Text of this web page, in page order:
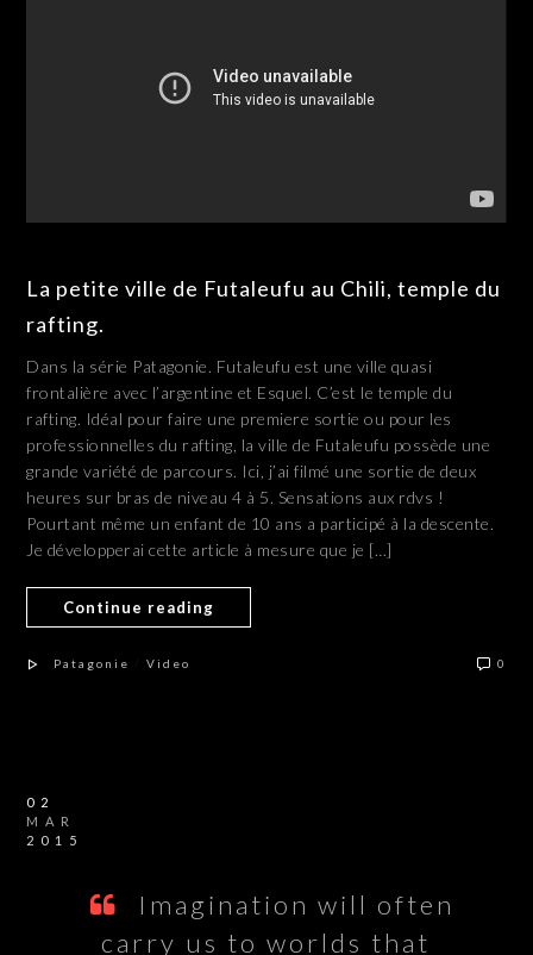
La petite ville de Futaleufu au Chili, temple du
rafting.
Dans la série Patagonie. Futaleufu est une ville quasi
frontalière avec l’argentine et Esquel. C’est le temple du
rafting. Idéal pour faire une premiere sortie ou pour les
professionnelles du rafting, la ville de Futaleufu possède une
grande variété de parcours. Ici, j’ai filmé une sortie de deux
heures sur bras de niveau 4 à 5. Sensations aux rdvs !
Pourtant même un enfant de 10 ans a participé à la descente.
Je développerai cette article à mesure que je […]
Continue reading
Patagonie /Video 0
02
MAR
2015
Imagination will often
carry us to worlds that